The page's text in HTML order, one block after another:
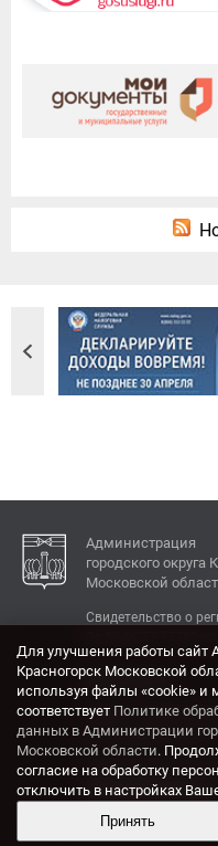
Администрация
городского округа
Московской
Свидетельство о
КОНТАКТЫ
Адрес: 143404,
ул. Ленина, дом 4.
Электронная
krasrn@mosreg.ru
Разработка и поддержка
Для улучшения работы сайт
Красногорск Московской
используя файлы «cookie» и
соответствует Политике
данных в Администрации
Московской области.
согласие на обработку
отключить в настройках
Принять